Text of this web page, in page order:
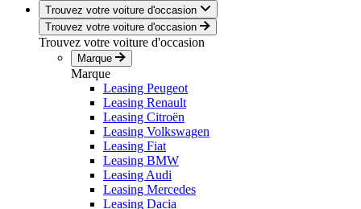
Trouvez votre voiture d'occasion
Trouvez votre voiture d'occasion
Trouvez votre voiture d'occasion
Marque
Marque
Leasing Peugeot
Leasing Renault
Leasing Citroën
Leasing Volkswagen
Leasing Fiat
Leasing BMW
Leasing Audi
Leasing Mercedes
Leasing Dacia